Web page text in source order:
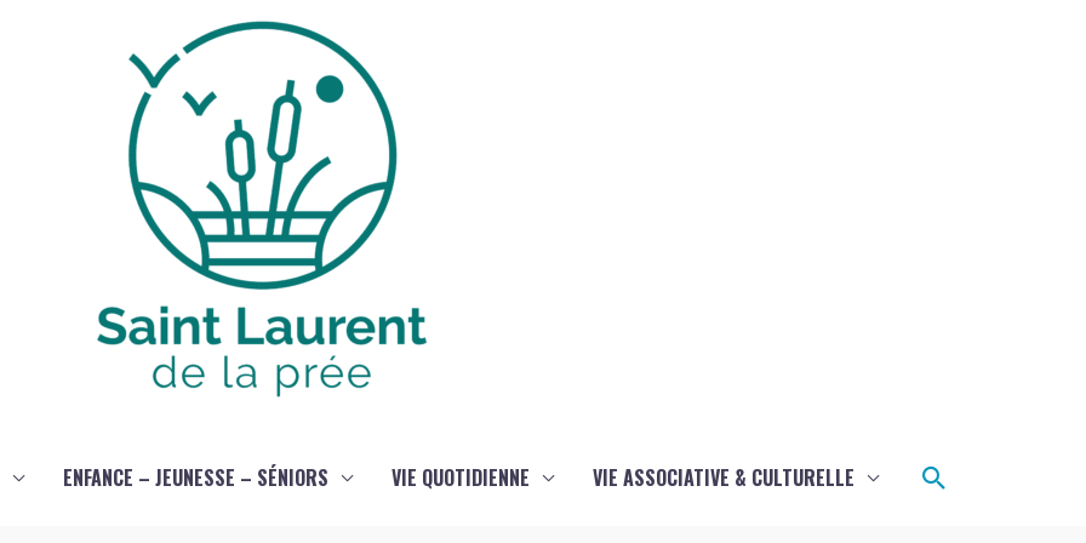
ENFANCE – JEUNESSE – SÉNIORS VIE QUOTIDIENNE VIE ASSOCIATIVE & CULTURELLE Rechercher